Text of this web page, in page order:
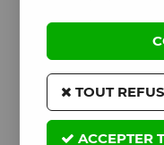
TOUT
ACCEPTER